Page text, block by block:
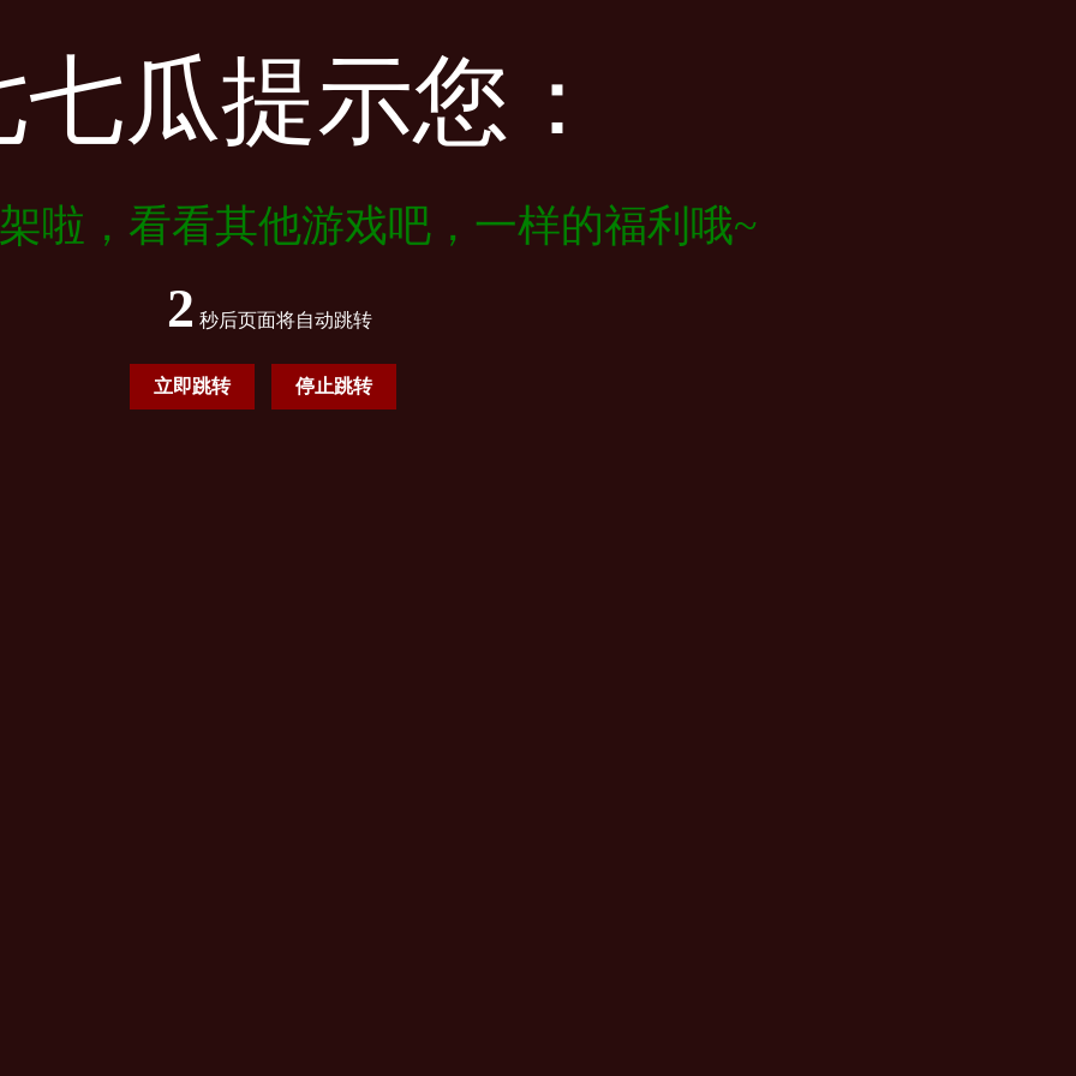
七瓜提示您：
啦，看看其他游戏吧，一样的福利哦~
2 秒后页面将自动跳转
立即跳转 停止跳转